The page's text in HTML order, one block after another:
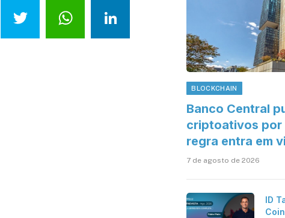
Facebook
TwitterWhatsApp
LinkedIn
BLOCKCHAIN
Banco Central
criptoativos por
regra entra em
7 de agosto de 2026
ID